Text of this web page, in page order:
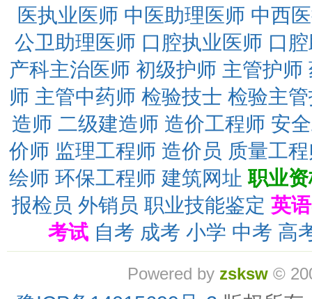
医执业医师 中医助理医师 中西
公卫助理医师 口腔执业医师 口
产科主治医师 初级护师 主管护师
师 主管中药师 检验技士 检验主
造师 二级建造师 造价工程师 安
价师 监理工程师 造价员 质量工
绘师 环保工程师 建筑网址 职业
报检员 外销员 职业技能鉴定 英
考试 自考 成考 小学 中考 高
Powered by zsksw©